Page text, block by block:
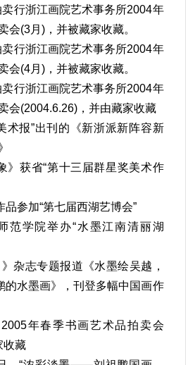
行浙江画院艺术事务所2004年
会(3月)，并被藏家收藏。
行浙江画院艺术事务所2004年
会(4月)，并被藏家收藏。
行浙江画院艺术事务所2004年
会(2004.6.26)，并由藏家收藏
术报”出刊的《新浙派新阵容新
》获省“第十三届群星奖美术作
品参加“第七届西湖艺博会”
范学院举办“水墨江南清丽湖
杂志专题报道《水墨绘吴越，
的水墨画》，刊登多幅中国画作
年春季书画艺术品拍卖会
收藏